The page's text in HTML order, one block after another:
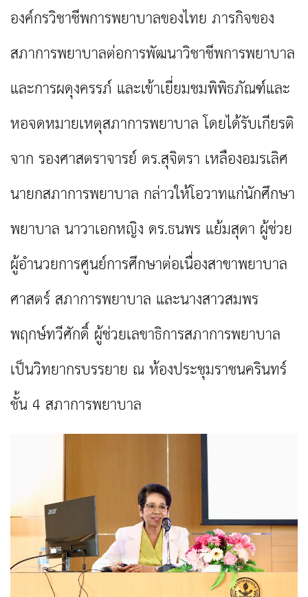
องค์กรวิชาชีพการพยาบาลของไทย ภารกิจของ
สภาการพยาบาลต่อการพัฒนาวิชาชีพการพยาบาล
และการผดุงครรภ์ และเข้าเยี่ยมชมพิพิธภัณฑ์และ
หอจดหมายเหตุสภาการพยาบาล โดยได้รับเกียรติ
จาก รองศาสตราจารย์ ดร.สุจิตรา เหลืองอมรเลิศ
นายกสภาการพยาบาล กล่าวให้โอวาทแก่นักศึกษา
พยาบาล นาวาเอกหญิง ดร.ธนพร แย้มสุดา ผู้ช่วย
ผู้อำนวยการศูนย์การศึกษาต่อเนื่องสาขาพยาบาล
ศาสตร์ สภาการพยาบาล และนางสาวสมพร
พฤกษ์ทวีศักดิ์ ผู้ช่วยเลขาธิการสภาการพยาบาล
เป็นวิทยากรบรรยาย ณ ห้องประชุมราชนครินทร์
ชั้น 4 สภาการพยาบาล